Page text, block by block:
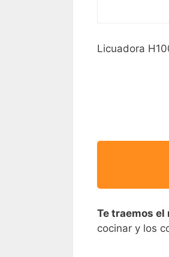
Licuadora
Te traemos
cocinar y los